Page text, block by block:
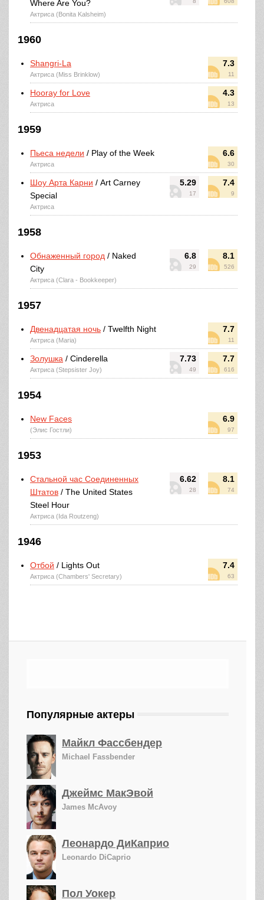
Where Are You?
Актриса (Bonita Kalsheim)
1960
7.3
11
Shangri-La
Актриса (Miss Brinklow)
4.3
13
Hooray for Love
Актриса
1959
6.6
30
Пьеса недели / Play of the Week
Актриса
5.29
17
7.4
9
Шоу Арта Карни / Art Carney
Special
Актриса
1958
6.8
29
8.1
526
Обнаженный город / Naked
City
Актриса (Clara - Bookkeeper)
1957
7.7
11
Двенадцатая ночь / Twelfth Night
Актриса (Maria)
7.73
49
7.7
616
Золушка / Cinderella
Актриса (Stepsister Joy)
1954
6.9
97
New Faces
(Элис Гостли)
1953
6.62
28
8.1
74
Стальной час Соединенных
Штатов / The United States
Steel Hour
Актриса (Ida Routzeng)
1946
7.4
63
Отбой / Lights Out
Актриса (Chambers' Secretary)
Популярные актеры
Майкл Фассбендер
Michael Fassbender
Джеймс МакЭвой
James McAvoy
Леонардо ДиКаприо
Leonardo DiCaprio
Пол Уокер